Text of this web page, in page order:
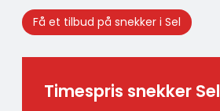
Få et tilbud på snekker i Sel
Timespris snekker Sel